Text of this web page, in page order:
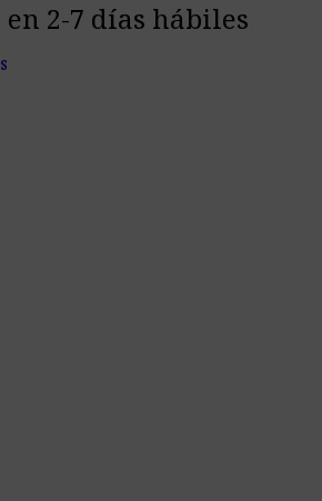
2-7 días hábiles